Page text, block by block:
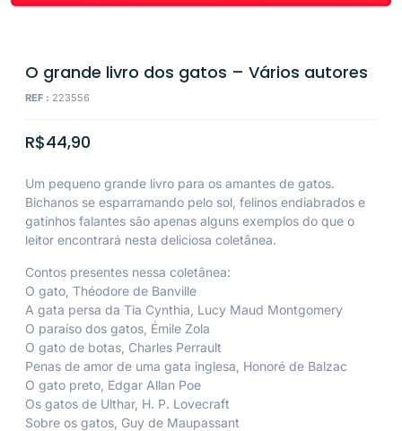
O grande livro dos gatos – Vários autores
REF : 223556
R$44,90
Um pequeno grande livro para os amantes de gatos.
Bichanos se esparramando pelo sol, felinos endiabrados e
gatinhos falantes são apenas alguns exemplos do que o
leitor encontrará nesta deliciosa coletânea.
Contos presentes nessa coletânea:
O gato, Théodore de Banville
A gata persa da Tia Cynthia, Lucy Maud Montgomery
O paraíso dos gatos, Émile Zola
O gato de botas, Charles Perrault
Penas de amor de uma gata inglesa, Honoré de Balzac
O gato preto, Edgar Allan Poe
Os gatos de Ulthar, H. P. Lovecraft
Sobre os gatos, Guy de Maupassant